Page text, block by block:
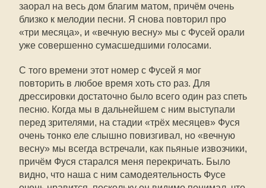
заорал на весь дом благим матом, причём очень
близко к мелодии песни. Я снова повторил про
«три месяца», и «вечную весну» мы с Фусей орали
уже совершенно сумасшедшими голосами.
С того времени этот номер с Фусей я мог
повторить в любое время хоть сто раз. Для
дрессировки достаточно было всего один раз спеть
песню. Когда мы в дальнейшем с ним выступали
перед зрителями, на стадии «трёх месяцев» Фуся
очень тонко еле слышно повизгивал, но «вечную
весну» мы всегда встречали, как пьяные извозчики,
причём Фуся старался меня перекричать. Было
видно, что наша с ним самодеятельность Фусе